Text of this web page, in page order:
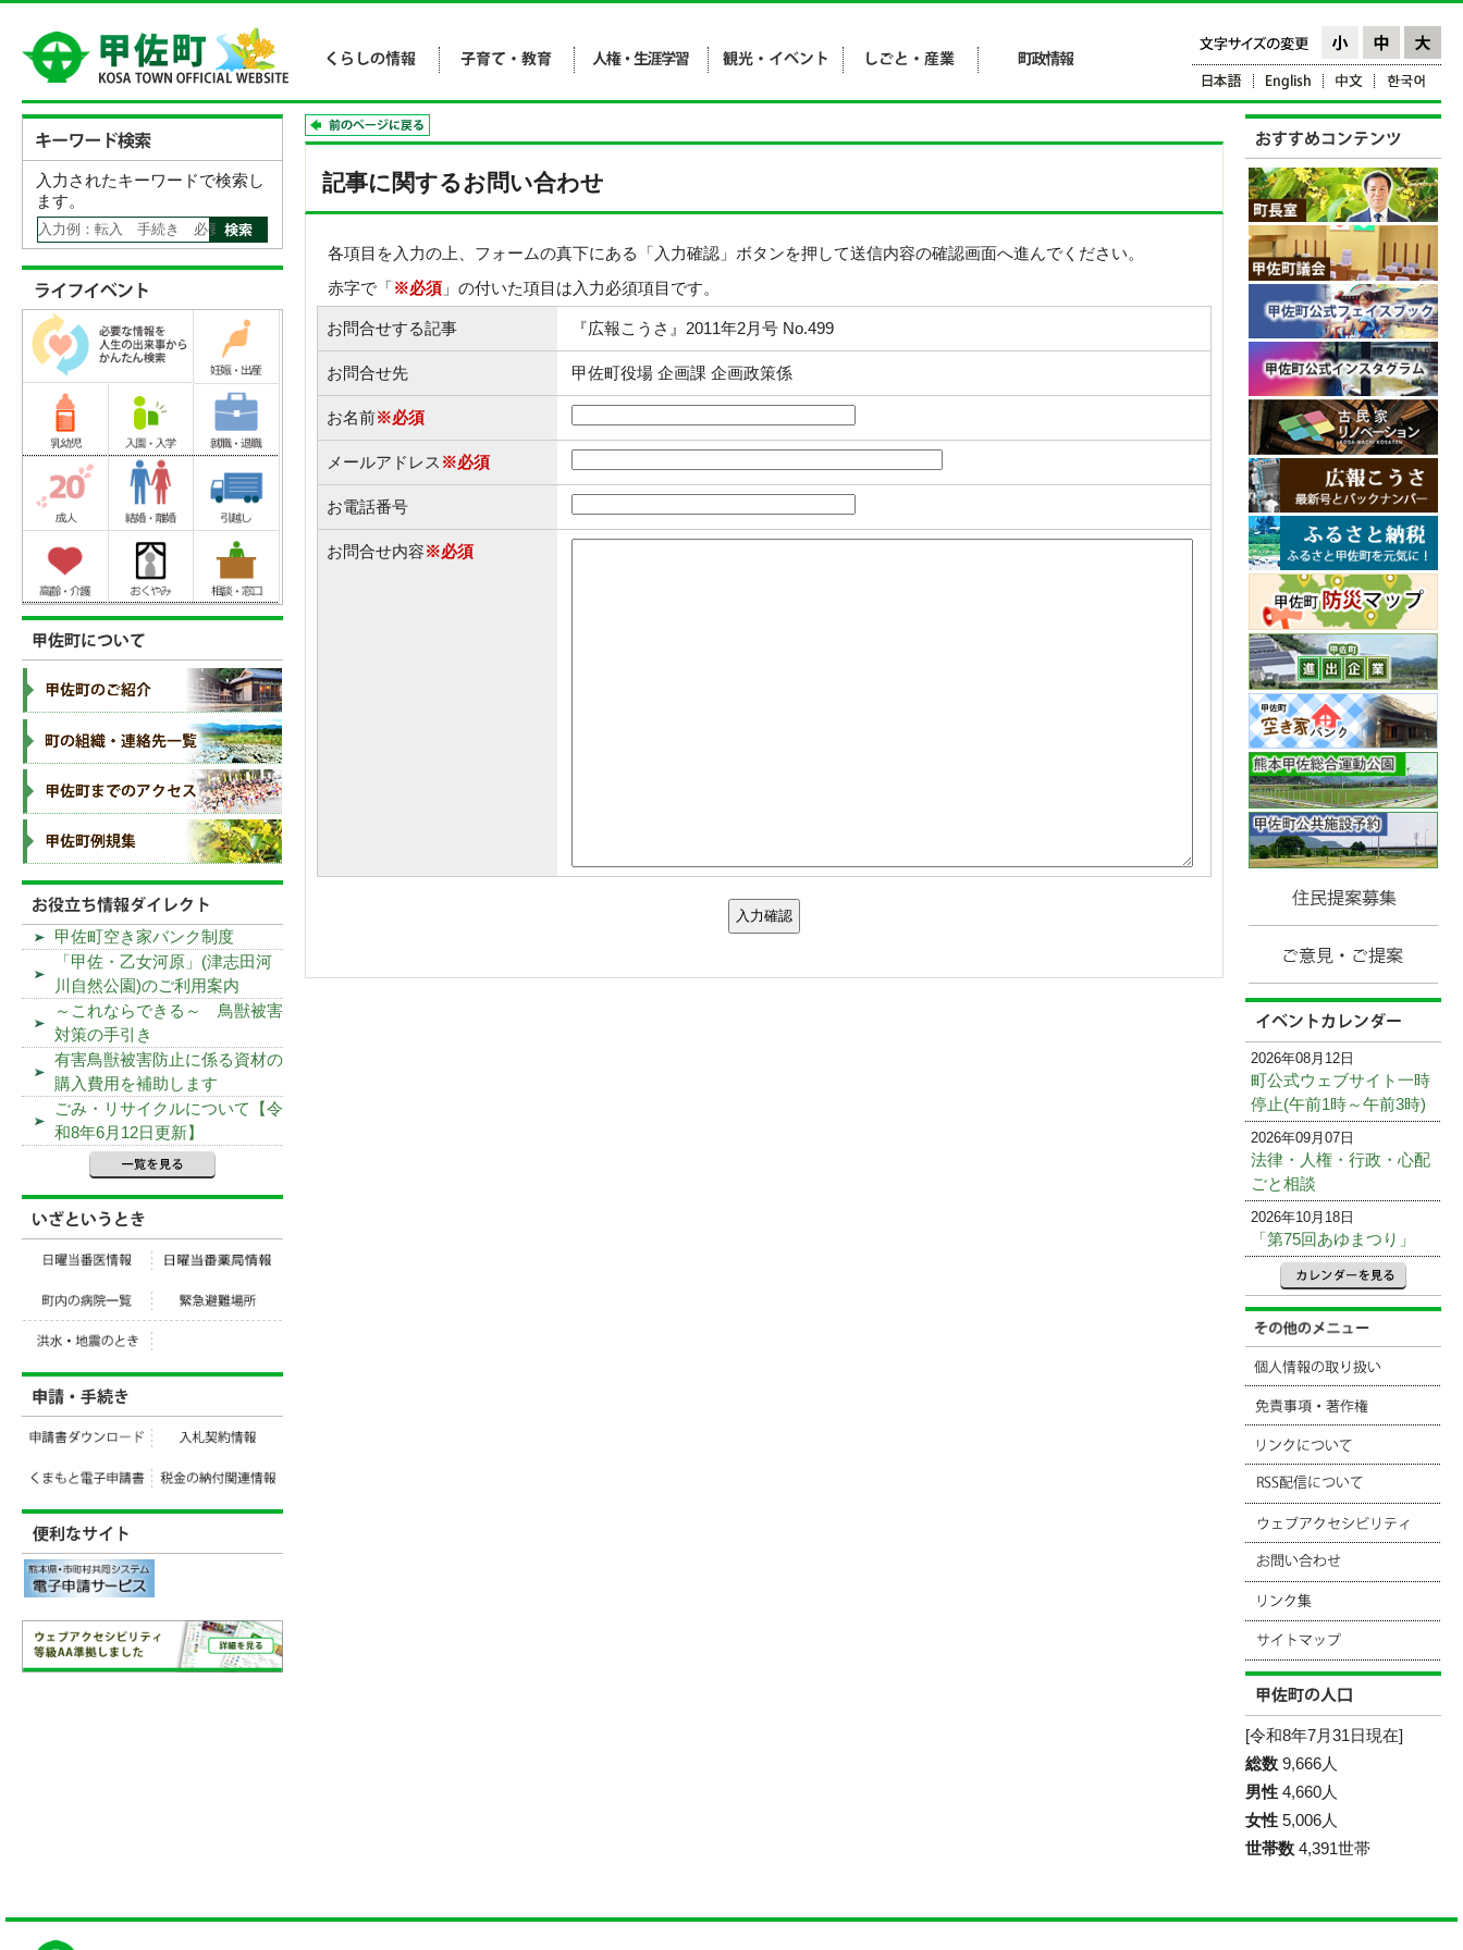
記事に関するお問い合わせ
各項目を入力の上、フォームの真下にある「入力確認」ボタンを押して送信内容の確認画面へ進んでください。
赤字で「※必須 」の付いた項目は入力必須項目です。
お問合せする記事 『広報こうさ』2011年2月号 No.499
お問合せ先 甲佐町役場 企画課 企画政策係
お名前※必須
メールアドレス ※必須
お電話番号
お問合せ内容※必須
2026年08月12日
町公式ウェブサイト一時
停止(午前1時～午前3時)
2026年09月07日
法律・人権・行政・心配
ごと相談
2026年10月18日
「第75回あゆまつり」
[令和8年7月31日現在]
総数 9,666人
男性 4,660人
女性 5,006人
世帯数 4,391世帯
入力されたキーワードで検索し
ます。
甲佐町空き家バンク制度
「甲佐・乙女河原」(津志田河
川自然公園)のご利用案内
～これならできる～ 鳥獣被害
対策の手引き
有害鳥獣被害防止に係る資材の
購入費用を補助します
ごみ・リサイクルについて【令
和8年6月12日更新】